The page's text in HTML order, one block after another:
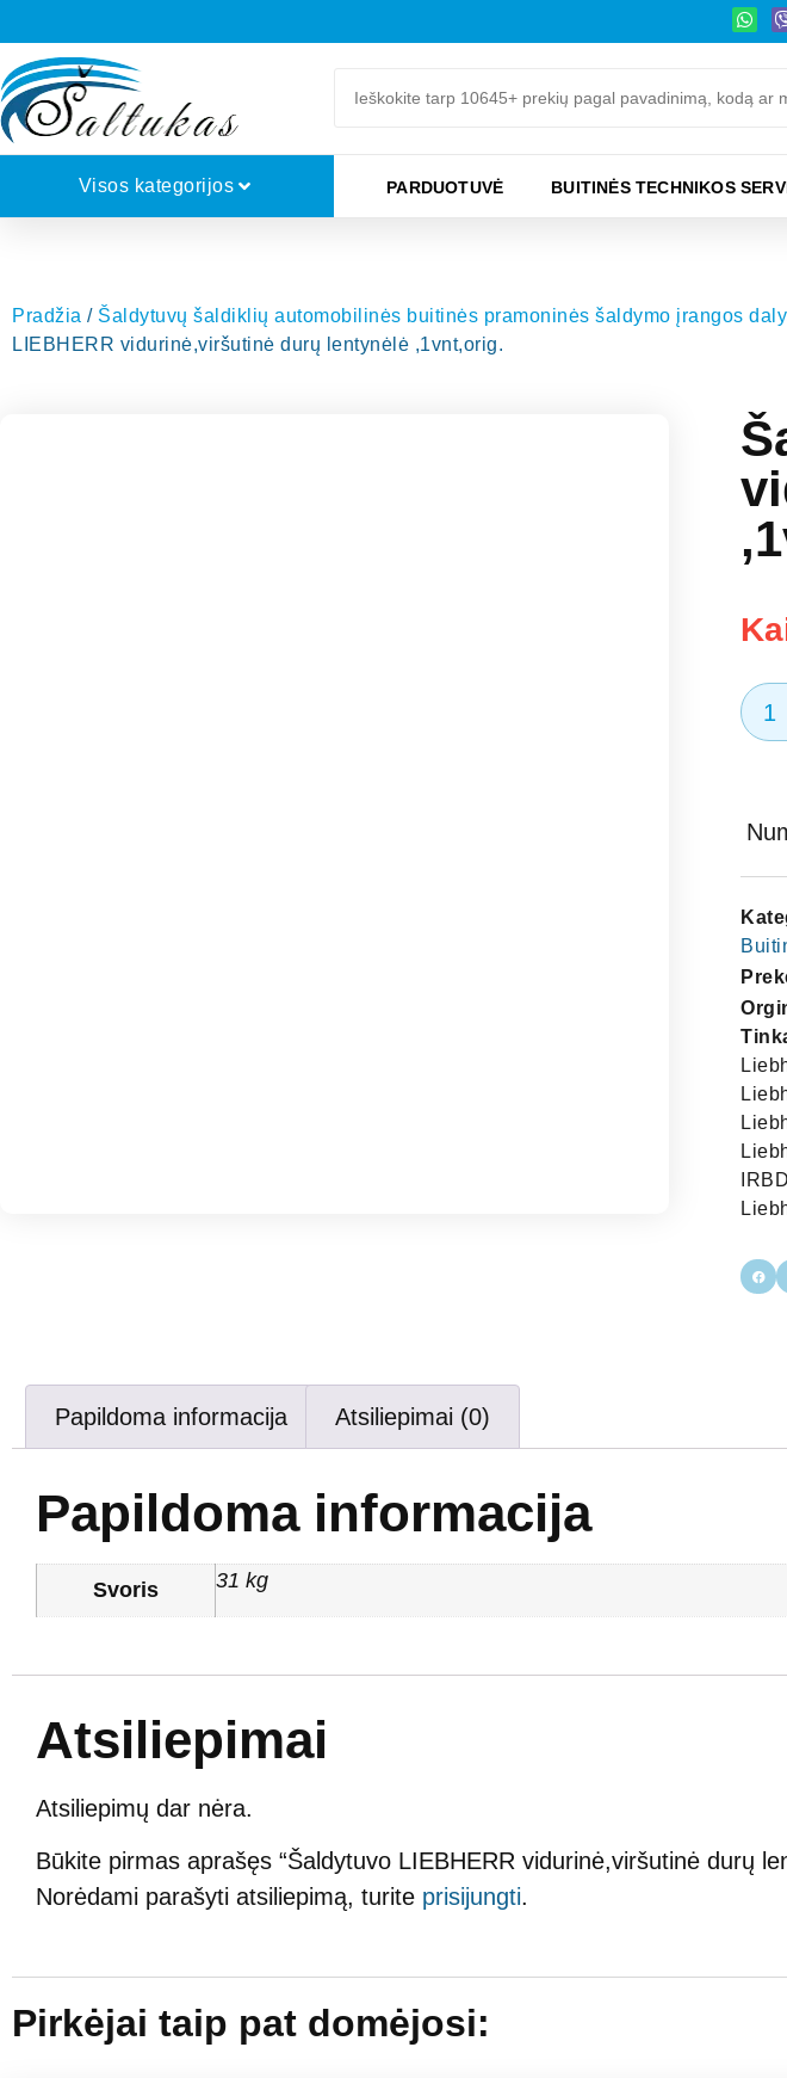
Visos kategorijos PARDUOTUVĖ BUITINĖS TECHNIKOS
Pradžia / Šaldytuvų šaldiklių automobilinės buitinės pramoninės šaldymo įrangos
LIEBHERR vidurinė,viršutinė durų lentynėlė ,1vnt,orig.
Papildoma informacija Atsiliepimai (0)
Papildoma informacija
Svoris 31 kg
Atsiliepimai
Atsiliepimų dar nėra.
Būkite pirmas aprašęs “Šaldytuvo LIEBHERR vidurinė,viršutinė durų
Norėdami parašyti atsiliepimą, turite prisijungti.
Pirkėjai taip pat domėjosi: